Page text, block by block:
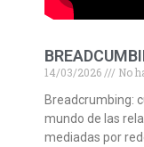
14/03/2026
No
Breadcrumbing: cuando el afecto llega en migajasEn el
mundo de las
mediadas por